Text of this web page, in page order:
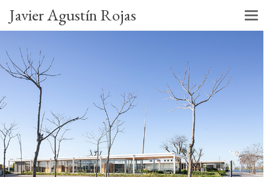
Javier Agustín Rojas